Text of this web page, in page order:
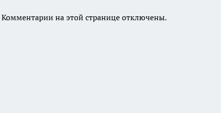
Комментарии на этой странице отключены.